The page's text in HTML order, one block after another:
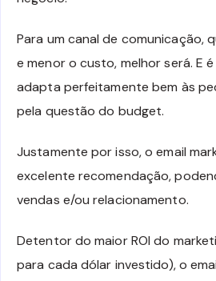
Para um canal de comunicação,
e menor o custo, melhor será. E
adapta perfeitamente bem às
pela questão do budget.
Justamente por isso, o email
excelente recomendação,
vendas e/ou relacionamento.
Detentor do maior ROI do
para cada dólar investido), o